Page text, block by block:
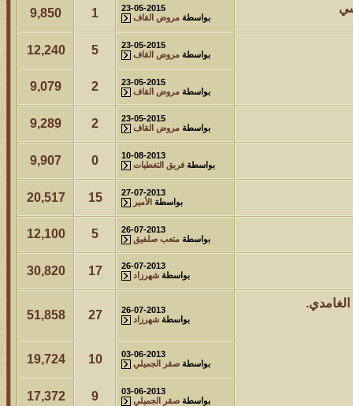
23-05-2015
بواسطة مروض القاف 1
9,850
23-05-2015
بواسطة مروض القاف 5
12,240
23-05-2015
بواسطة مروض القاف 2
9,079
23-05-2015
بواسطة مروض القاف 2
9,289
10-08-2013
بواسطة فريق التغطيات 0
9,907
27-07-2013
بواسطة الأمير 15
20,517
26-07-2013
بواسطة متعب صلفيق 5
12,100
26-07-2013
بواسطة شهرزاد 17
30,820
26-07-2013
بواسطة شهرزاد 27
51,858
03-06-2013
بواسطة صقر الجميلي 10
19,724
03-06-2013
بواسطة صقر الجميلي 9
17,372